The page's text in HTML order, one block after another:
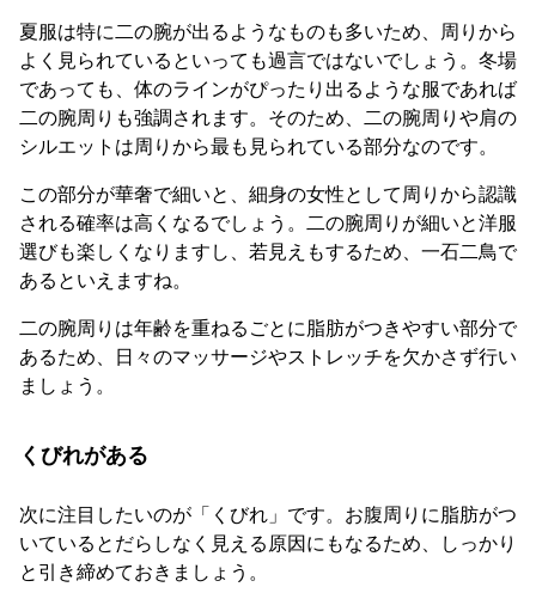
夏服は特に二の腕が出るようなものも多いため、周りから
よく見られているといっても過言ではないでしょう。冬場
であっても、体のラインがぴったり出るような服であれば
二の腕周りも強調されます。そのため、二の腕周りや肩の
シルエットは周りから最も見られている部分なのです。
この部分が華奢で細いと、細身の女性として周りから認識
される確率は高くなるでしょう。二の腕周りが細いと洋服
選びも楽しくなりますし、若見えもするため、一石二鳥で
あるといえますね。
二の腕周りは年齢を重ねるごとに脂肪がつきやすい部分で
あるため、日々のマッサージやストレッチを欠かさず行い
ましょう。
くびれがある
次に注目したいのが「くびれ」です。お腹周りに脂肪がつ
いているとだらしなく見える原因にもなるため、しっかり
と引き締めておきましょう。